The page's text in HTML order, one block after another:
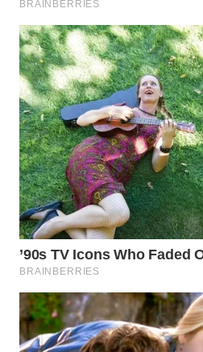
WN
BOGOR
WN
DEPOK
WN
TAPANULI
UTARA
WN
SAMOSIR
WN
PADANG
LAWAS